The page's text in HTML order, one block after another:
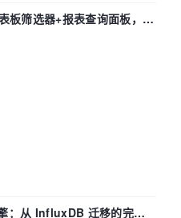
板筛选器+报表查询面板，参
：从 InfluxDB 迁移的完整